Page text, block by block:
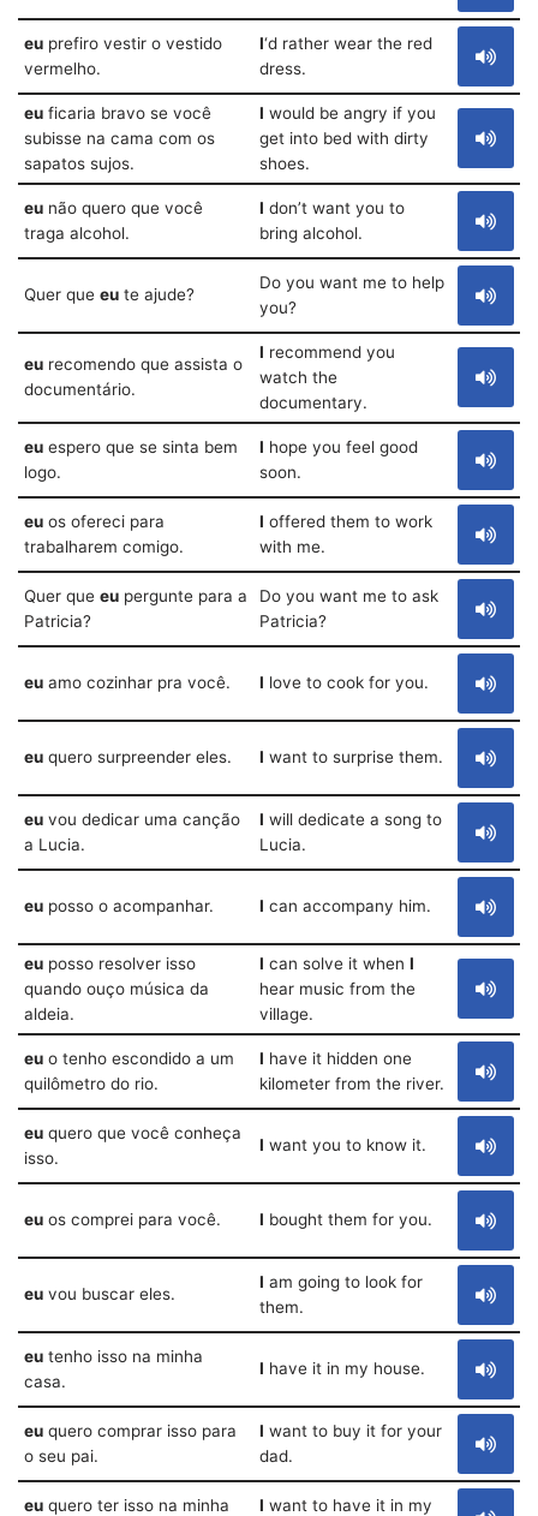
eu prefiro vestir o vestido
vermelho.
I‘d rather wear the red
dress.
eu ficaria bravo se você
subisse na cama com os
sapatos sujos.
I would be angry if you
get into bed with dirty
shoes.
eu não quero que você
traga alcohol.
I don’t want you to
bring alcohol.
Quer que eu te ajude?
Do you want me to help
you?
eu recomendo que assista o
documentário.
I recommend you
watch the
documentary.
eu espero que se sinta bem
logo.
I hope you feel good
soon.
eu os ofereci para
trabalharem comigo.
I offered them to work
with me.
Quer que eu pergunte para a
Patricia?
Do you want me to ask
Patricia?
eu amo cozinhar pra você. I love to cook for you.
eu quero surpreender eles. I want to surprise them.
eu vou dedicar uma canção
a Lucia.
I will dedicate a song to
Lucia.
eu posso o acompanhar. I can accompany him.
eu posso resolver isso
quando ouço música da
aldeia.
I can solve it when I
hear music from the
village.
eu o tenho escondido a um
quilômetro do rio.
I have it hidden one
kilometer from the river.
eu quero que você conheça
isso.
I want you to know it.
eu os comprei para você. I bought them for you.
eu vou buscar eles.
I am going to look for
them.
eu tenho isso na minha
casa.
I have it in my house.
eu quero comprar isso para
o seu pai.
I want to buy it for your
dad.
eu quero ter isso na minha I want to have it in my